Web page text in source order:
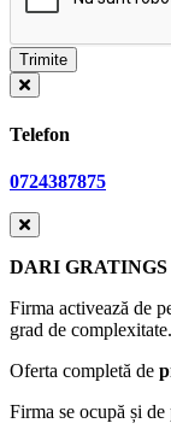
Telefon
0724387875
DARI GRATINGS
Firma activează de
grad de complexitate.
Oferta completă de
Firma se ocupă și de